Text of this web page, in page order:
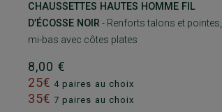
CHAUSSETTES HAUTES HOMME FIL
D’ÉCOSSE NOIR - Renforts talons et pointes,
mi-bas avec côtes plates
8,00 €
25€ 4 paires au choix
35€ 7 paires au choix